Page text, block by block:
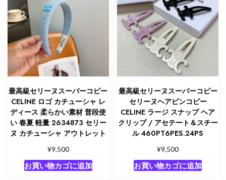
最高級セリーヌスーパーコピー
CELINE ロゴ カチューシャ レ
ディース 柔らかい素材 普段使
い 春夏 軽量 2634873 セリー
ヌ カチューシャ アウトレット
¥9,500
お買い物カゴに追加
最高級セリーヌスーパーコピー
セリーヌヘアピンコピー
CELINE ラージ スナップ ヘア
クリップ / アセテート＆スチー
ル 460PT6PES.24PS
¥9,500
お買い物カゴに追加